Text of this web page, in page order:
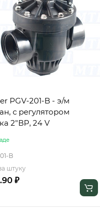
PGV-201-B - э/м
с регулятором
2"ВР, 24 V
B
штуку
₽